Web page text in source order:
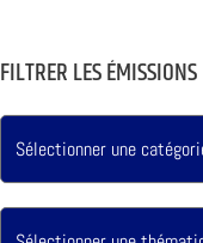
FILTRER LES ÉMISSIONS